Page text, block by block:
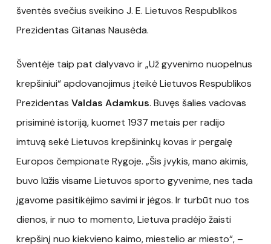
šventės svečius sveikino J. E. Lietuvos Respublikos
Prezidentas Gitanas Nausėda.
Šventėje taip pat dalyvavo ir „Už gyvenimo nuopelnus
krepšiniui“ apdovanojimus įteikė Lietuvos Respublikos
Prezidentas Valdas Adamkus. Buvęs šalies vadovas
prisiminė istoriją, kuomet 1937 metais per radijo
imtuvą sekė Lietuvos krepšininkų kovas ir pergalę
Europos čempionate Rygoje. „Šis įvykis, mano akimis,
buvo lūžis visame Lietuvos sporto gyvenime, nes tada
įgavome pasitikėjimo savimi ir jėgos. Ir turbūt nuo tos
dienos, ir nuo to momento, Lietuva pradėjo žaisti
krepšinį nuo kiekvieno kaimo, miestelio ar miesto“, –